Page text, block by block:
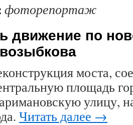
фоторепортаж
движение по
моста,
площадь
улицу,
Читать далее →